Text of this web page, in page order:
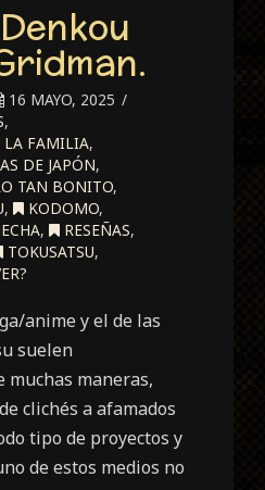
16 MAYO, 2025
,
LA FAMILIA,
DE JAPÓN,
TAN BONITO,
, KODOMO,
, RESEÑAS,
TOKUSATSU,
anime y el de las
suelen
muchas maneras,
clichés a afamados
tipo de proyectos y
de estos medios no